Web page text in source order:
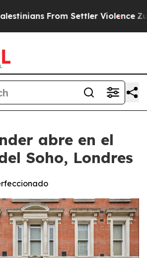
From Settler Violence
abre en el
Soho, Londres